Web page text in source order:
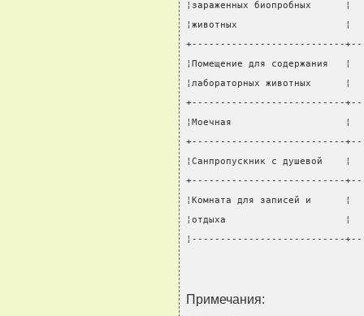
¦зараженных биопробных
¦животных
+---------------------------
¦Помещение для
¦лабораторных животных
+---------------------------
¦Моечная                    ¦
+---------------------------
¦Санпропускник с душевой
+---------------------------
¦Комната для записей и
¦отдыха
¦---------------------------
Примечания: